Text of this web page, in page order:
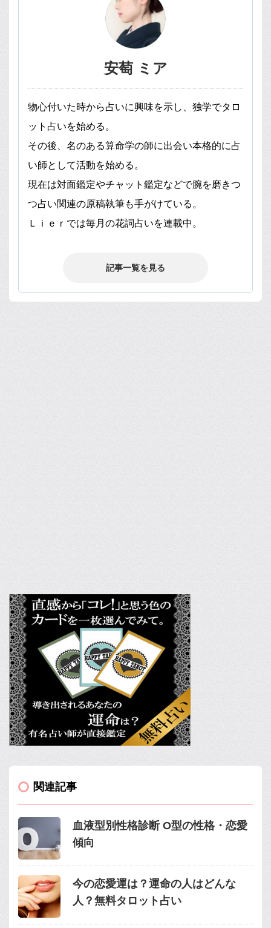
安萄 ミア
物心付いた時から占いに興味を示し、独学でタロ
ット占いを始める。
その後、名のある算命学の師に出会い本格的に占
い師として活動を始める。
現在は対面鑑定やチャット鑑定などで腕を磨きつ
つ占い関連の原稿執筆も手がけている。
Ｌｉｅｒでは毎月の花詞占いを連載中。
記事一覧を見る
関連記事
血液型別性格診断 O型の性格・恋愛
傾向
今の恋愛運は？運命の人はどんな
人？無料タロット占い